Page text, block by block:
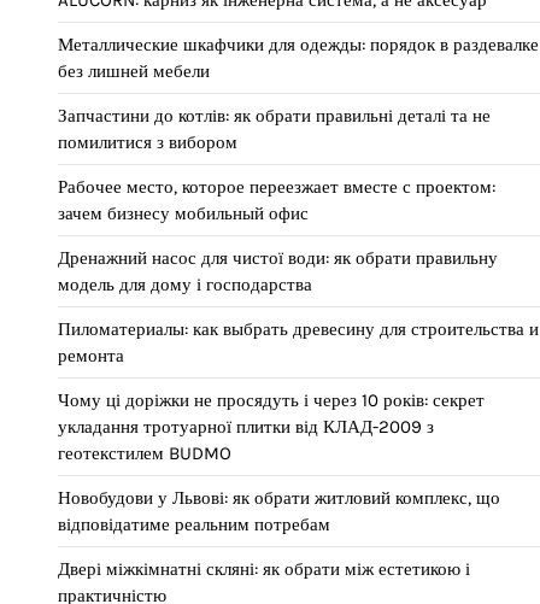
Металлические шкафчики для одежды: порядок в раздевалке
без лишней мебели
Запчастини до котлів: як обрати правильні деталі та не
помилитися з вибором
Рабочее место, которое переезжает вместе с проектом:
зачем бизнесу мобильный офис
Дренажний насос для чистої води: як обрати правильну
модель для дому і господарства
Пиломатериалы: как выбрать древесину для строительства и
ремонта
Чому ці доріжки не просядуть і через 10 років: секрет
укладання тротуарної плитки від КЛАД-2009 з
геотекстилем BUDMO
Новобудови у Львові: як обрати житловий комплекс, що
відповідатиме реальним потребам
Двері міжкімнатні скляні: як обрати між естетикою і
практичністю